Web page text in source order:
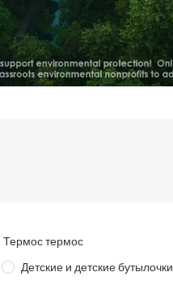
Термос термос
Детские и детские бутылочки